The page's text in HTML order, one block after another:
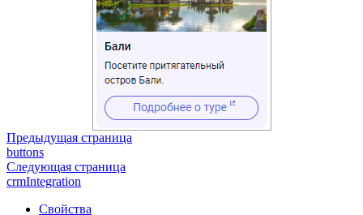
Предыдущая страница
buttons
Следующая страница
crmIntegration
Свойства